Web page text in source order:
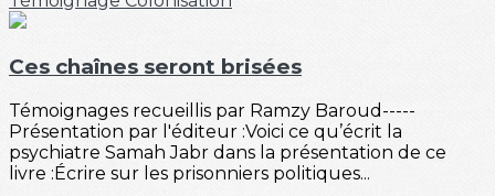
Ces chaînes seront brisées
Témoignages recueillis par Ramzy Baroud-----
Présentation par l'éditeur :Voici ce qu’écrit la
psychiatre Samah Jabr dans la présentation de ce
livre :Écrire sur les prisonniers politiques...